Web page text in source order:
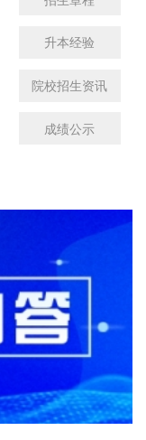
升本经验
院校招生资讯
成绩公示